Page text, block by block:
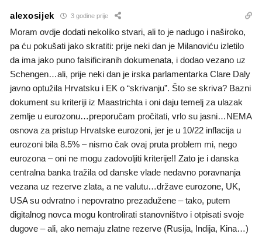
alexosijek 3 godine prije
Moram ovdje dodati nekoliko stvari, ali to je nadugo i naširoko,
pa ću pokušati jako skratiti: prije neki dan je Milanoviću izletilo
da ima jako puno falsificiranih dokumenata, i dodao vezano uz
Schengen…ali, prije neki dan je irska parlamentarka Clare Daly
javno optužila Hrvatsku i EK o “skrivanju”. Što se skriva? Bazni
dokument su kriteriji iz Maastrichta i oni daju temelj za ulazak
zemlje u eurozonu…preporučam pročitati, vrlo su jasni…NEMA
osnova za pristup Hrvatske eurozoni, jer je u 10/22 inflacija u
eurozoni bila 8.5% – nismo čak ovaj pruta problem mi, nego
eurozona – oni ne mogu zadovoljiti kriterije!! Zato je i danska
centralna banka tražila od danske vlade nedavno poravnanja
vezana uz rezerve zlata, a ne valutu…države eurozone, UK,
USA su odvratno i nepovratno prezadužene – tako, putem
digitalnog novca mogu kontrolirati stanovništvo i otpisati svoje
dugove – ali, ako nemaju zlatne rezerve (Rusija, Indija, Kina…)